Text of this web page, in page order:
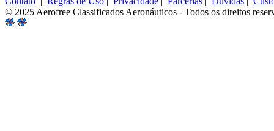
© 2025 Aerofree Classificados Aeronáuticos - Todos os direitos